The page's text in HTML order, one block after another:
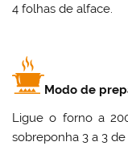
4 folhas de alface.
Modo de
Ligue o forno a
sobreponha 3 a 3